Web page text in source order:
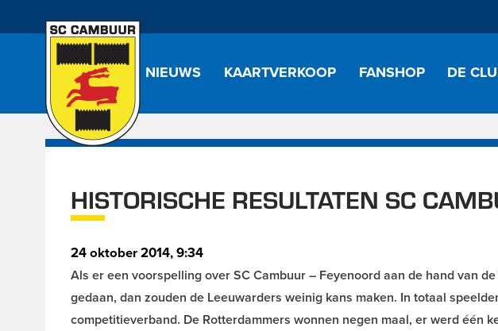
NIEUWS KAARTVERKOOP FANSHOP DE
HISTORISCHE RESULTATEN SC
24 oktober 2014, 9:34
Als er een voorspelling over SC Cambuur – Feyenoord aan de hand van
gedaan, dan zouden de Leeuwarders weinig kans maken. In totaal
competitieverband. De Rotterdammers wonnen negen maal, er werd één